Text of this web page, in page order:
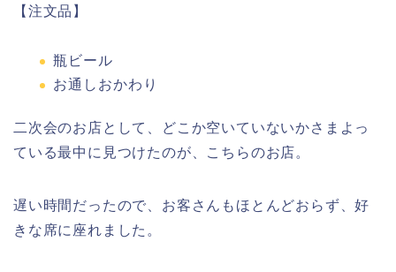
【注文品】
瓶ビール
お通しおかわり
二次会のお店として、どこか空いていないかさまよっ
ている最中に見つけたのが、こちらのお店。
遅い時間だったので、お客さんもほとんどおらず、好
きな席に座れました。